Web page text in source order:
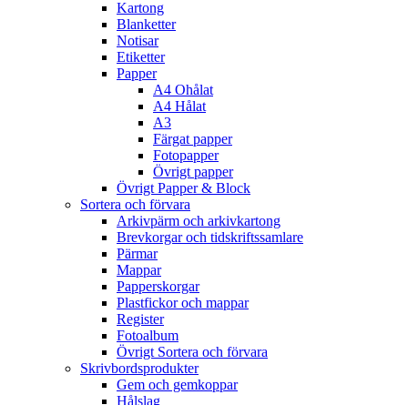
Kartong
Blanketter
Notisar
Etiketter
Papper
A4 Ohålat
A4 Hålat
A3
Färgat papper
Fotopapper
Övrigt papper
Övrigt Papper & Block
Sortera och förvara
Arkivpärm och arkivkartong
Brevkorgar och tidskriftssamlare
Pärmar
Mappar
Papperskorgar
Plastfickor och mappar
Register
Fotoalbum
Övrigt Sortera och förvara
Skrivbordsprodukter
Gem och gemkoppar
Hålslag